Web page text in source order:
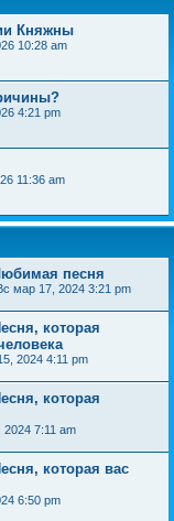
Княжны
10:28 am
4:21 pm
11:36 am
песня
мар 17, 2024 3:21 pm
которая
2024 4:11 pm
которая
7:11 am
которая вас
6:50 pm